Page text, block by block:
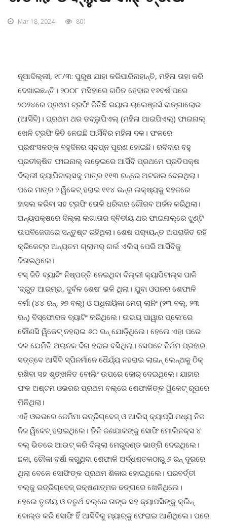
Mar 18, 2024 801
ନୂଆଦିଲ୍ଲୀ, ୧୮/୩: ପୁରୁଷ ଯାହା କରିପାରିନାହାନ୍ତି, ମହିଳା ତାହା କରି
ଦେଖାଇଛନ୍ତି। ୨୦୦୮ ମସିହାରେ ଗଠିତ ହେବାର ୧୬ବର୍ଷ ପରେ
୨୦୨୪ରେ ପ୍ରଥମ ଟ୍ରଫି ଜିତିଛି ରୟାଲ ଚାଲେଞ୍ଜର୍ସ ବାଙ୍ଗାଲୋର
(ଆର୍ସିବି)। ପ୍ରଥମ ଥର ଡବ୍ଲୁପିଏଲ୍ (ମହିଳା ଆଇପିଏଲ୍) ଫାଇନାଲ୍
ଖେଳି ଟ୍ରଫି ଜିତି ନେଇଛି ଆର୍ସିବିର ମହିଳା ଦଳ। ଫଳରେ
ପ୍ରଶଂସକଙ୍କ ବହୁଦିନର ସ୍ବପ୍ନ ପୂରଣ ହୋଇଛି। ରବିବାର ବହୁ
ପ୍ରତୀକ୍ଷିତ ଫାଇନାଲ୍ ଲଢ଼େଇରେ ଆର୍ସିବି ପ୍ରଥମେ ପ୍ରତିପକ୍ଷ
ଦିଲ୍ଲୀ କ୍ୟାପିଟାଲ୍ସକୁ ମାତ୍ର ୧୧୩ ରନ୍ରେ ଅଟକାଇ ଦେଇଥିଲା।
ପରେ ମାତ୍ର ୨ ୱିକେଟ୍ ହରାଇ ୧୧୪ ରନ୍ର ଲକ୍ଷ୍ୟକୁ ସହଜରେ
ହାସଲ କରିବା ସହ ଟ୍ରଫି ତୋଳି ଧରିବାର ଗୌରବ ଅର୍ଜନ କରିଥିଲା।
ଅନ୍ୟପକ୍ଷରେ ଦିଲ୍ଲା ଲଗାତାର ଦ୍ବିତୀୟ ଥର ଫାଇନାଲ୍ରେ ଝୁଣ୍ଟି
ଉପବିଜେତାରେ ସନ୍ତୁଷ୍ଟ ରହିଥିଲା। ଶେଷ ପର‌୍ୟ୍ୟନ୍ତ ଅପରାଜିତ ରହି
କ୍ରିକେଟ୍ର ଅନ୍ୟତମ ଗ୍ଲାମର୍ ଗର୍ଲ ଏଲିସ୍ ପେରି ଆର୍ସିବିକୁ
ଜିତାଇଥିଲେ।
ଟସ୍ ଜିତି ବ୍ୟାଟିଂ ନିଷ୍ପତ୍ତି ନେଇଥିବା ଦିଲ୍ଲୀ କ୍ୟାପିଟାଲ୍ସ ପାଳି
‘ଦ୍ରୁତ ଆରମ୍ଭ, ଦୁର୍ବଳ ଶେଷ’ ଭଳି ଥିଲା। ଯୁବା ଓପନର ଶେଫାଳି
ବର୍ମା (୪୪ ରନ୍, ୨୭ ବଲ୍) ଓ ଅଧିନାୟିକା ମେଗ୍ ଲାନିଂ (୨୩ ବଲ୍, ୨୩
ରନ୍) ବିସ୍ଫୋରକ ବ୍ୟାଟିଂ କରିଥିଲେ। ଉଭୟ ପାୱାର ପ୍ଲେ’ରେ
କୌଣସି ୱିକେଟ୍ ନହରାଇ ୬୦ ରନ୍ ଯୋଡ଼ିଥିଲେ। ହେଲେ ଏହା ପରେ
ଦଳ ଯେମିତି ଅଚାନକ ଦିଗ ହରାଇ ବସିଥିଲା। ସେପଟେ ନିର୍ମମ ପ୍ରହାର
ସତ୍ତ୍ବେ ଆର୍ସିବି ସ୍ପିନର୍ମାନେ ଧୈର୍ଯ୍ୟ ନହରାଇ ଲାଇନ୍ ଲେନ୍ଥକୁ ଠିକ୍
ରଖିବା ସହ ଶୃଙ୍ଖଳିତ ବୋଲିଂ ଉପରେ ଜୋର୍ ଦେଇଥିଲେ। ଯାହାର
ଫଳ ଅଷ୍ଟମ ଓଭରର ପ୍ରଥମ ବଲ୍ରେ ଶେଫାଳିଙ୍କ ୱିକେଟ୍ ରୂପରେ
ମିଳିଥିଲା।
ଏହି ଓଭରରେ ଜେମିମା ରଡ୍ରିଗ୍ବେଜ୍ ଓ ଆଲିସ୍ କ୍ୟାପ୍ସି ମଧ୍ୟ ନିଜ
ନିଜ ୱିକେଟ୍ ହରାଇଥିଲେ। ତିନି ଜଣଯାକଙ୍କୁ ସୋଫି ମୋଲିନକ୍ସ ୪
ବଲ୍ ଭିତରେ ଆଉଟ୍ କରି ଦିଲ୍ଲା ମେରୁଦଣ୍ଡ ଭାଙ୍ଗି ଦେଇଥିଲେ।
ଛକା, ଚୌକା ବର୍ଷା କରୁଥିବା ଶେଫାଳି ଅର୍ଦ୍ଧଶତକଠାରୁ ୬ ରନ୍ ଦୂରରେ
ଥିଲା ବେଳେ ସୋଫିଙ୍କ ପ୍ରଥମ ଶିକାର ହୋଇଥିଲେ। ପରବର୍ତ୍ତୀ
ବଲ୍କୁ ରଡ୍ରିଗ୍ବେଜ୍ ରକ୍ଷଣାତ୍ମକ ଢଙ୍ଗରେ ଖେଳିଥିଲେ।
ହେଲେ ତୃତୀୟ ଓ ଚତୁର୍ଥ ବଲ୍ରେ ତାଙ୍କ ସହ କ୍ୟାପସିଙ୍କୁ କ୍ଲିନ୍
ବୋଲ୍ଡ କରି ସୋଫି ହିଁ ଆର୍ସିବିକୁ ମ୍ୟାଚ୍କୁ ଫେରାଇ ଆଣିଥିଲେ। ପରେ